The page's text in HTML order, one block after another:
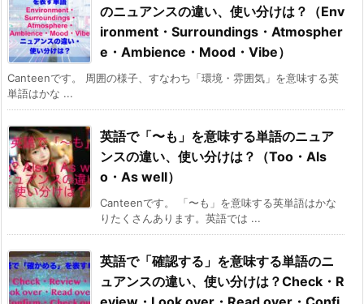
のニュアンスの違い、使い分けは？（Env
ironment・Surroundings・Atmospher
e・Ambience・Mood・Vibe）
Canteenです。 周囲の様子、すなわち「環境・雰囲気」を意味する英
単語はかな ...
英語で「〜も」を意味する単語のニュア
ンスの違い、使い分けは？（Too・Als
o・As well）
Canteenです。 「〜も」を意味する英単語はかな
りたくさんあります。英語では ...
英語で「確認する」を意味する単語のニ
ュアンスの違い、使い分けは？Check・R